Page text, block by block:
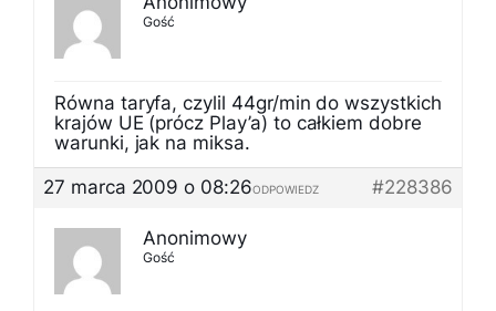
Gość
Równa taryfa, czylil 44gr/min do wszystkich
krajów UE (prócz Play’a) to całkiem dobre
warunki, jak na miksa.
27 marca 2009 o 08:26
#228386
ODPOWIEDZ
Anonimowy
Gość